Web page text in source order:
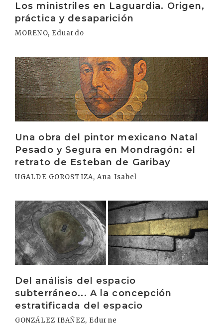
Los ministriles en Laguardia. Origen,
práctica y desaparición
MORENO, Eduardo
Una obra del pintor mexicano Natal
Pesado y Segura en Mondragón: el
retrato de Esteban de Garibay
UGALDE GOROSTIZA, Ana Isabel
Irakurri
Del análisis del espacio
subterráneo... A la concepción
estratificada del espacio
GONZÁLEZ IBAÑEZ, Edurne
Irakurri